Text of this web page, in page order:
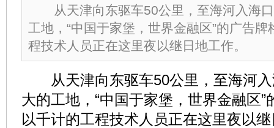
从天津向东驱车50公里，至海河入海口
工地，“中国于家堡，世界金融区”的广告
程技术人员正在这里夜以继日地工作。
从天津向东驱车50公里，至海河入
大的工地，“中国于家堡，世界金融区
以千计的工程技术人员正在这里夜以